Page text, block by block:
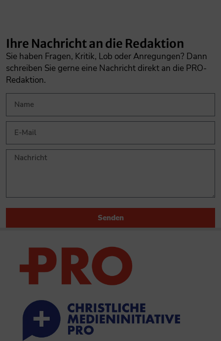
Ihre Nachricht an die Redaktion
Sie haben Fragen, Kritik, Lob oder Anregungen? Dann
schreiben Sie gerne eine Nachricht direkt an die PRO-
Redaktion.
Senden